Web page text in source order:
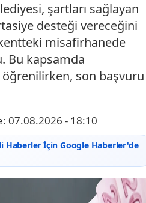
şartları sağlayan
desteği vereceğini
misafirhanede
Bu kapsamda
öğrenilirken, son başvuru
07.08.2026 - 18:10
Haberler İçin Google Haberler'de